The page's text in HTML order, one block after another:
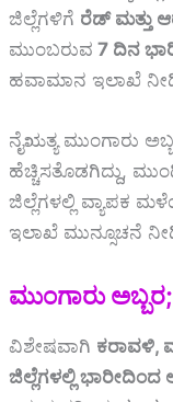
ಜಿಲ್ಲೆಗಳಿಗೆ ರೆಡ್ ಮತ್ತು
ಮುಂಬರುವ 7 ದಿನ
ಹವಾಮಾನ ಇಲಾಖೆ
ನೈಋತ್ಯ ಮುಂಗಾರು
ಹೆಚ್ಚಿಸತೊಡಗಿದ್ದು,
ಜಿಲ್ಲೆಗಳಲ್ಲಿ ವ್ಯಾಪಕ
ಇಲಾಖೆ ಮುನ್ಸೂಚನೆ
ಮುಂಗಾರು
ವಿಶೇಷವಾಗಿ ಕರಾವಳಿ,
ಜಿಲ್ಲೆಗಳಲ್ಲಿ